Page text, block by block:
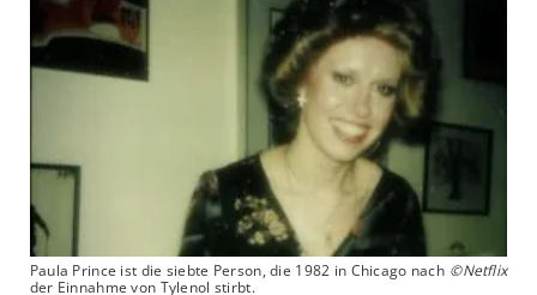
Paula Prince ist die siebte Person, die 1982 in Chicago nach
der Einnahme von Tylenol stirbt.
©Netflix